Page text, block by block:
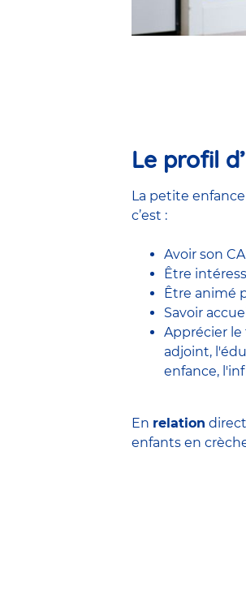
Le profil
La petite
c’est :
Avoir son
Être
Être animé
Savoir
Apprécier le
adjoint,
enfance,
En relation
enfants en